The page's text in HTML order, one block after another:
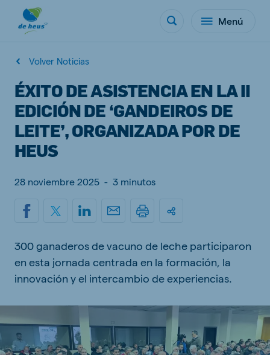
Menú
Volver Noticias
ÉXITO DE ASISTENCIA EN LA II
EDICIÓN DE ‘GANDEIROS DE
LEITE’, ORGANIZADA POR DE
HEUS
28 noviembre 2025 - 3 minutos
300 ganaderos de vacuno de leche participaron
en esta jornada centrada en la formación, la
innovación y el intercambio de experiencias.